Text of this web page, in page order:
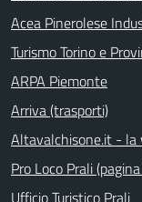
Acea Pinerolese
Turismo Torino e
ARPA Piemonte
Arriva (trasporti)
Altavalchisone.it - la
Pro Loco Prali
Ufficio Turistico Prali